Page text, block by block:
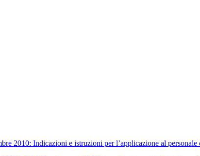
2010: Indicazioni e istruzioni per l’applicazione al